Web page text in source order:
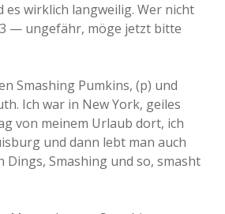
es wirklich langweilig. Wer nicht
— ungefähr, möge jetzt bitte
Smashing Pumkins, (p) und
Ich war in New York, geiles
von meinem Urlaub dort, ich
und dann lebt man auch
Dings, Smashing und so, smasht